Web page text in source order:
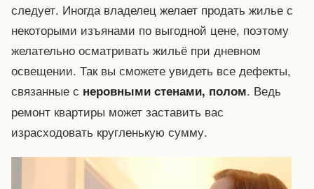
следует. Иногда владелец желает продать жилье с
некоторыми изъянами по выгодной цене, поэтому
желательно осматривать жильё при дневном
освещении. Так вы сможете увидеть все дефекты,
связанные с неровными стенами, полом. Ведь
ремонт квартиры может заставить вас
израсходовать кругленькую сумму.